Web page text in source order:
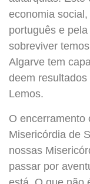
economia
português e
sobreviver
Algarve tem
deem
Lemos.
O encerramento
Misericórdia de
nossas
passar por